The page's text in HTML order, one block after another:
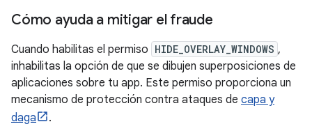
Cómo ayuda a mitigar el fraude
Cuando habilitas el permiso HIDE_OVERLAY_WINDOWS ,
inhabilitas la opción de que se dibujen superposiciones de
aplicaciones sobre tu app. Este permiso proporciona un
mecanismo de protección contra ataques de capa y
daga
.